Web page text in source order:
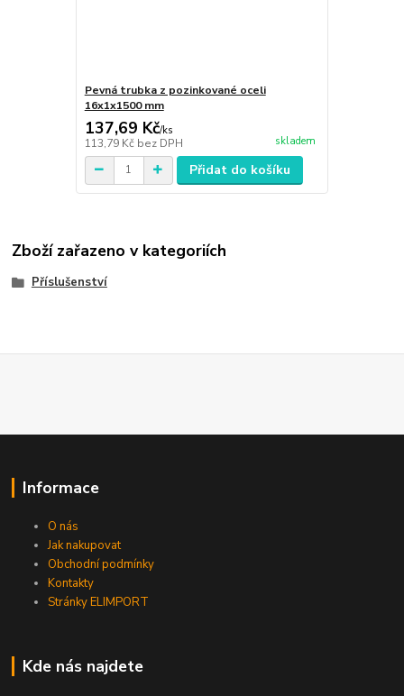
Pevná trubka z pozinkované oceli
16x1x1500 mm
137,69 Kč/ks
113,79 Kč bez DPH skladem
Přidat do košíku
Zboží zařazeno v kategoriích
Příslušenství
Informace
O nás
Jak nakupovat
Obchodní podmínky
Kontakty
Stránky ELIMPORT
Kde nás najdete